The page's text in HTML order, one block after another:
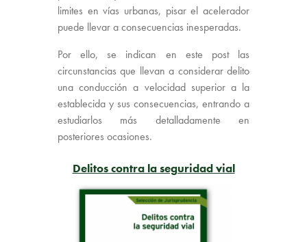
limites en vías urbanas, pisar el acelerador
puede llevar a consecuencias inesperadas.
Por ello, se indican en este post las
circunstancias que llevan a considerar delito
una conducción a velocidad superior a la
establecida y sus consecuencias, entrando a
estudiarlos más detalladamente en
posteriores ocasiones.
Delitos contra la seguridad vial